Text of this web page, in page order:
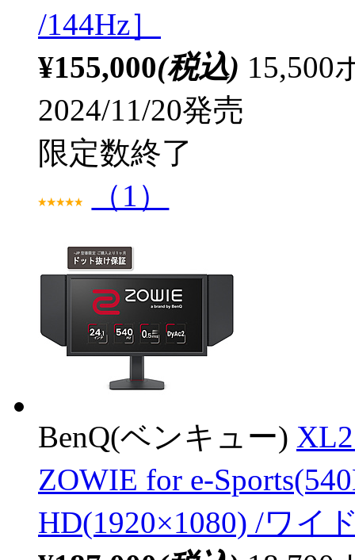
/144Hz］
¥155,000(税込) 15,500
2024/11/20発売
限定数終了
（1）
BenQ(ベンキュー)
ZOWIE for e-
HD(1920×1080) /ワイ